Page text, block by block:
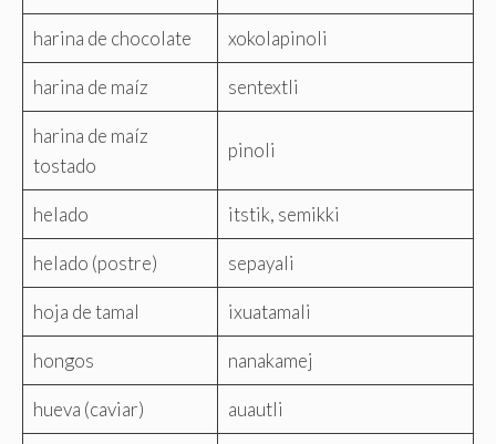
harina de chocolate xokolapinoli
harina de maíz sentextli
harina de maíz
tostado
pinoli
helado itstik, semikki
helado (postre) sepayali
hoja de tamal ixuatamali
hongos nanakamej
hueva (caviar) auautli